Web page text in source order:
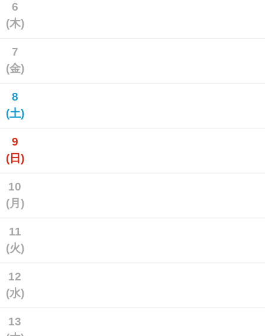
6
(木)
7
(金)
8
(土)
9
(日)
10
(月)
11
(火)
12
(水)
13